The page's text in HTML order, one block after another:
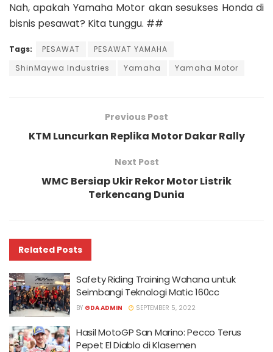
Nah, apakah Yamaha Motor akan sesukses Honda di
bisnis pesawat? Kita tunggu. ##
Tags: PESAWAT
PESAWAT YAMAHA
ShinMaywa Industries
Yamaha Yamaha Motor
Previous Post
KTM Luncurkan Replika Motor Dakar Rally
Next Post
WMC Bersiap Ukir Rekor Motor Listrik
Terkencang Dunia
Related Posts
Safety Riding Training Wahana untuk
Seimbangi Teknologi Matic 160cc
BY GDA ADMIN SEPTEMBER 5, 2022
Hasil MotoGP San Marino: Pecco Terus
Pepet El Diablo di Klasemen